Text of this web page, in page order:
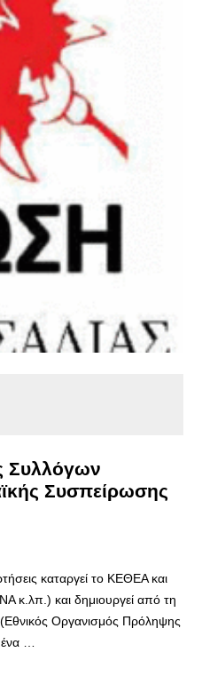
Συλλόγων
Συσπείρωσης
καταργεί το ΚΕΘΕΑ και
κ.λπ.) και δημιουργεί από τη
Οργανισμός Πρόληψης
…